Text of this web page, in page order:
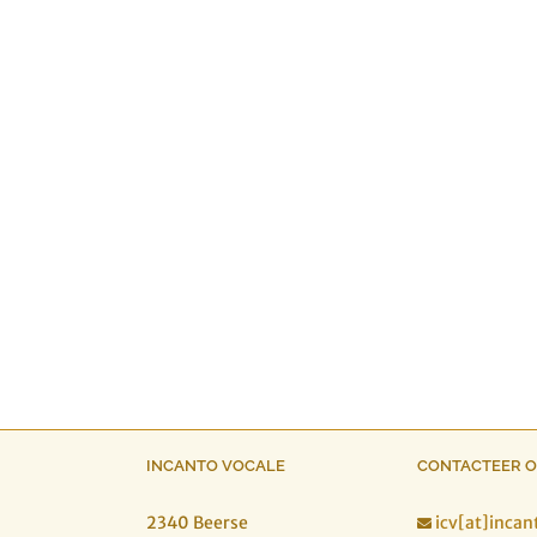
INCANTO VOCALE
2340 Beerse
CONTACTEER
